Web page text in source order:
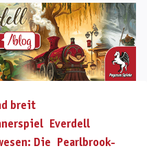
breit
Everdell
Die Pearlbrook-